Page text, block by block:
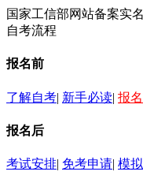
国家工信部网站备案实
自考流程
报名前
了解自考| 新手必读| 报
报名后
考试安排| 免考申请| 模